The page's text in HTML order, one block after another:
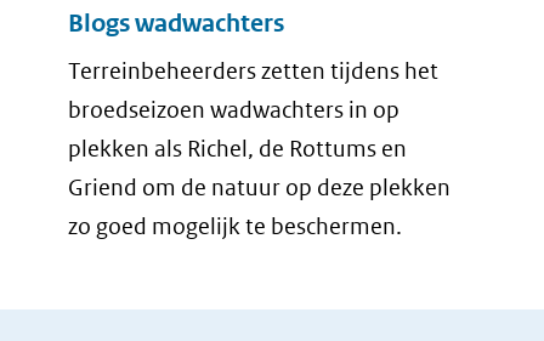
Blogs wadwachters
Terreinbeheerders zetten tijdens het
broedseizoen wadwachters in op
plekken als Richel, de Rottums en
Griend om de natuur op deze plekken
zo goed mogelijk te beschermen.